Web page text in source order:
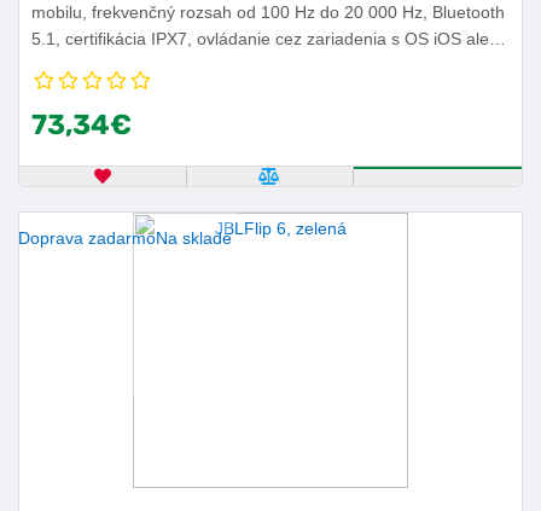
mobilu, frekvenčný rozsah od 100 Hz do 20 000 Hz, Bluetooth
5.1, certifikácia IPX7, ovládanie cez zariadenia s OS iOS alebo
73,34€
OBĽÚBENÝ PRODUKT POROVNAŤ PRODUKT
Doprava zadarmoNa sklade